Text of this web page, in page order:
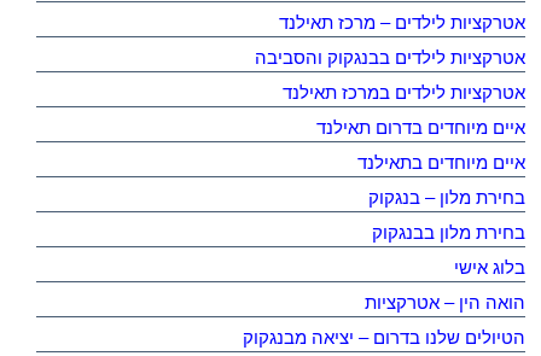
אטרקציות לילדים – מרכז תאילנד
אטרקציות לילדים בבנגקוק והסביבה
אטרקציות לילדים במרכז תאילנד
איים מיוחדים בדרום תאילנד
איים מיוחדים בתאילנד
בחירת מלון – בנגקוק
בחירת מלון בבנגקוק
בלוג אישי
הואה הין – אטרקציות
הטיולים שלנו בדרום – יציאה מבנגקוק